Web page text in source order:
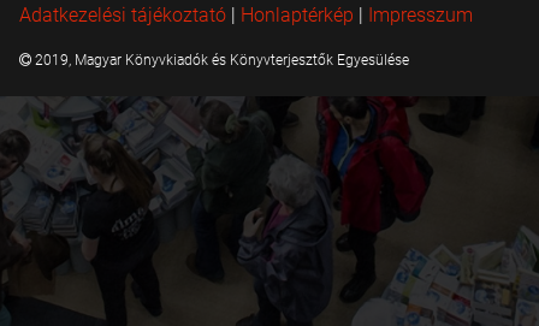
Adatkezelési tájékoztató | Honlaptérkép | Impresszum
2019, Magyar Könyvkiadók és Könyvterjesztők Egyesülése